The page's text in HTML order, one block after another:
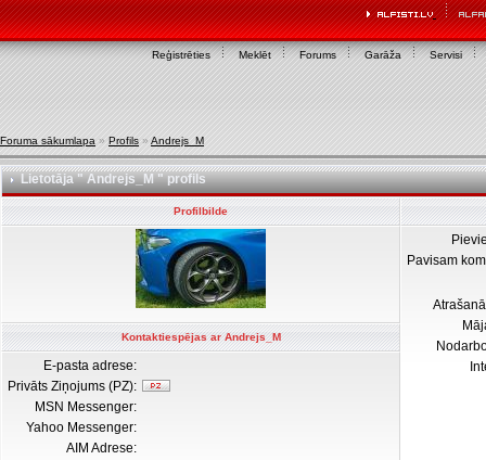
Reģistrēties Meklēt Forums Garāža Servisi
Foruma sākumlapa » Profils » Andrejs_M
Lietotāja " Andrejs_M " profils
Profilbilde
Pavisam
Kontaktiespējas ar Andrejs_M
E-pasta adrese:
Privāts Ziņojums (PZ):
MSN Messenger:
Yahoo Messenger:
AIM Adrese: